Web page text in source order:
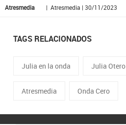
Atresmedia | Atresmedia | 30/11/2023
TAGS RELACIONADOS
Julia en la onda Julia Otero
Atresmedia Onda Cero